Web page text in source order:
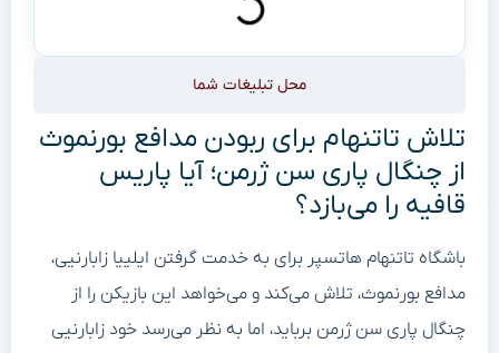
محل تبلیغات شما
تلاش تاتنهام برای ربودن مدافع بورنموث
از چنگال پاری سن ژرمن؛ آیا پاریس
قافیه را می‌بازد؟
باشگاه تاتنهام هاتسپر برای به خدمت گرفتن ایلییا زابارنیی،
مدافع بورنموث، تلاش می‌کند و می‌خواهد این بازیکن را از
چنگال پاری سن ژرمن برباید، اما به نظر می‌رسد خود زابارنیی